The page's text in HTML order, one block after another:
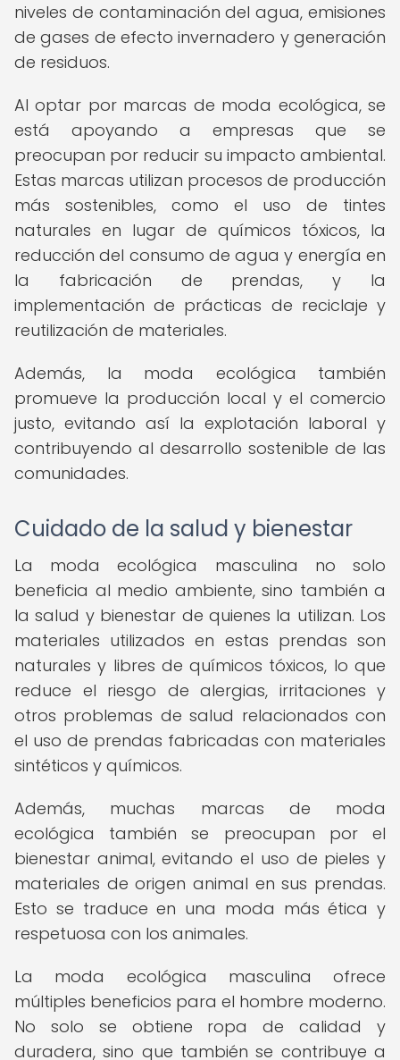
niveles de contaminación del agua, emisiones
de gases de efecto invernadero y generación
de residuos.
Al optar por marcas de moda ecológica, se
está apoyando a empresas que se
preocupan por reducir su impacto ambiental.
Estas marcas utilizan procesos de producción
más sostenibles, como el uso de tintes
naturales en lugar de químicos tóxicos, la
reducción del consumo de agua y energía en
la fabricación de prendas, y la
implementación de prácticas de reciclaje y
reutilización de materiales.
Además, la moda ecológica también
promueve la producción local y el comercio
justo, evitando así la explotación laboral y
contribuyendo al desarrollo sostenible de las
comunidades.
Cuidado de la salud y bienestar
La moda ecológica masculina no solo
beneficia al medio ambiente, sino también a
la salud y bienestar de quienes la utilizan. Los
materiales utilizados en estas prendas son
naturales y libres de químicos tóxicos, lo que
reduce el riesgo de alergias, irritaciones y
otros problemas de salud relacionados con
el uso de prendas fabricadas con materiales
sintéticos y químicos.
Además, muchas marcas de moda
ecológica también se preocupan por el
bienestar animal, evitando el uso de pieles y
materiales de origen animal en sus prendas.
Esto se traduce en una moda más ética y
respetuosa con los animales.
La moda ecológica masculina ofrece
múltiples beneficios para el hombre moderno.
No solo se obtiene ropa de calidad y
duradera, sino que también se contribuye a